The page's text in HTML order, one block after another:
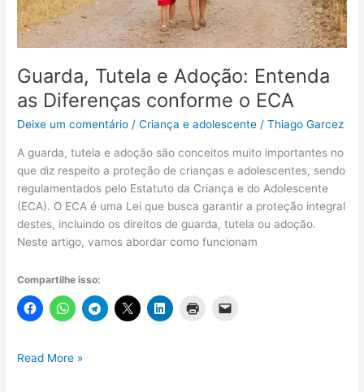
Adolescente
e
no
da
Juventude
Guarda, Tutela e Adoção: Entenda
as Diferenças conforme o ECA
Deixe um comentário /Criança e adolescente /Thiago Garcez
A guarda, tutela e adoção são conceitos muito importantes no
que diz respeito a proteção de crianças e adolescentes, sendo
regulamentados pelo Estatuto da Criança e do Adolescente
(ECA). O ECA é uma Lei que busca garantir a proteção integral
destes, incluindo os direitos de guarda, tutela ou adoção.
Neste artigo, vamos abordar como funcionam
Compartilhe isso:
Guarda,
Read More »